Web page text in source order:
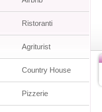
Ristoranti
Agriturist
Country House
Pizzerie